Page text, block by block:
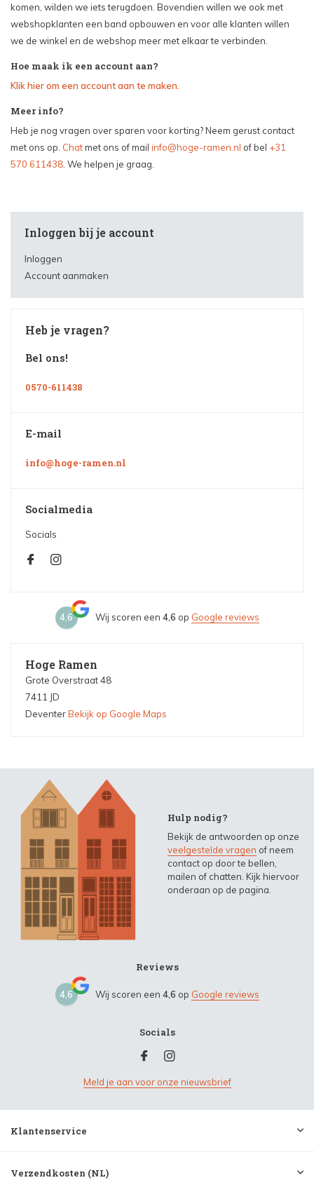
komen, wilden we iets terugdoen. Bovendien willen we ook met
webshopklanten een band opbouwen en voor alle klanten willen
we de winkel en de webshop meer met elkaar te verbinden.
Hoe maak ik een account aan?
Klik hier om een account aan te maken.
Meer info?
Heb je nog vragen over sparen voor korting? Neem gerust contact
met ons op. Chatmet ons of mail info@hoge-ramen.nl of bel +31
570 611438 . We helpen je graag.
Inloggen bij je account
Inloggen
Account aanmaken
Heb je vragen?
Bel ons!
0570-611438
E-mail
info@hoge-ramen.nl
Socialmedia
Socials
4,6 Wij scoren een 4,6 op Google reviews
Hoge Ramen
Grote Overstraat 48
7411 JD
DeventerBekijk op Google Maps
Hulp nodig?
Bekijk de antwoorden op onze
veelgestelde vragen of neem
contact op door te bellen,
mailen of chatten. Kijk hiervoor
onderaan op de pagina.
Reviews
4,6 Wij scoren een 4,6 op Google reviews
Socials
Meld je aan voor onze nieuwsbrief
Klantenservice
Verzendkosten (NL)